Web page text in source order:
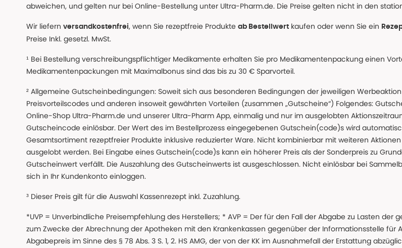
abweichen, und gelten nur bei Online-Bestellung unter Ultra-Pharm.de. Die Preise gelten nicht in den
Wir liefern versandkostenfrei, wenn Sie rezeptfreie Produkte ab Bestellwert kaufen oder wenn Sie ein
Preise Inkl. gesetzl. MwSt.
¹ Bei Bestellung verschreibungspflichtiger Medikamente erhalten Sie pro Medikamentenpackung einen
Medikamentenpackungen mit Maximalbonus sind das bis zu 30 € Sparvorteil.
² Allgemeine Gutscheinbedingungen: Soweit sich aus besonderen Bedingungen der jeweiligen
Preisvorteilscodes und anderen insoweit gewährten Vorteilen (zusammen „Gutscheine“) Folgendes:
Online-Shop Ultra-Pharm.de und unserer Ultra-Pharm App, einmalig und nur im ausgelobten
Gutscheincode einlösbar. Der Wert des im Bestellprozess eingegebenen Gutschein(code)s wird
Gesamtsortiment rezeptfreier Produkte inklusive reduzierter Ware. Nicht kombinierbar mit weiteren
ausgelobt werden. Bei Eingabe eines Gutschein(code)s kann ein höherer Preis als der Sonderpreis zu
Gutscheinwert verfällt. Die Auszahlung des Gutscheinwerts ist ausgeschlossen. Nicht einlösbar bei
sich in Ihr Kundenkonto einloggen.
³ Dieser Preis gilt für die Auswahl Kassenrezept inkl. Zuzahlung.
*UVP = Unverbindliche Preisempfehlung des Herstellers; * AVP = Der für den Fall der Abgabe zu Lasten
zum Zwecke der Abrechnung der Apotheken mit den Krankenkassen gegenüber der Informationsstelle für
Abgabepreis im Sinne des § 78 Abs. 3 S. 1, 2. HS AMG, der von der KK im Ausnahmefall der Erstattung